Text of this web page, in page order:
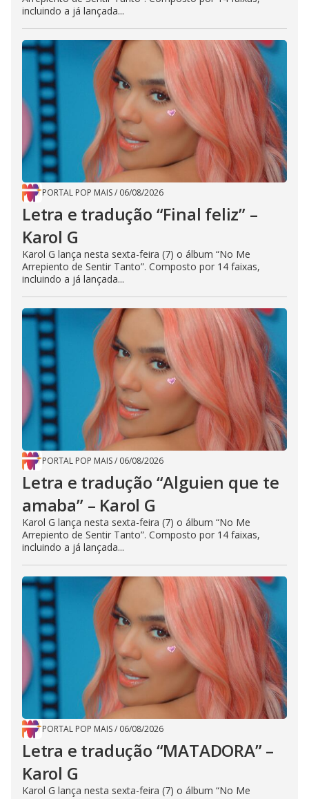
incluindo a já lançada...
PORTAL POP MAIS/ 06/08/2026
Letra e tradução “Final feliz” –
Karol G
Karol G lança nesta sexta-feira (7) o álbum “No Me
Arrepiento de Sentir Tanto”. Composto por 14 faixas,
incluindo a já lançada...
PORTAL POP MAIS/ 06/08/2026
Letra e tradução “Alguien que te
amaba” – Karol G
Karol G lança nesta sexta-feira (7) o álbum “No Me
Arrepiento de Sentir Tanto”. Composto por 14 faixas,
incluindo a já lançada...
PORTAL POP MAIS/ 06/08/2026
Letra e tradução “MATADORA” –
Karol G
Karol G lança nesta sexta-feira (7) o álbum “No Me